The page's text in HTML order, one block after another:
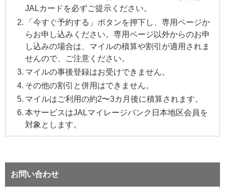
JALカードを必ずご提示ください。
「今すぐ予約する」ボタンを押下し、専用ページか
らお申し込みください。専用ページ以外からのお申
し込みの場合は、マイルの積算や割引が適用されま
せんので、ご注意ください。
マイルの事後登録はお受けできません。
その他の割引と併用はできません。
マイルはご利用の約2〜3カ月後に積算されます。
本サービスはJALマイレージバンク日本地区会員を
対象とします。
お問い合わせ